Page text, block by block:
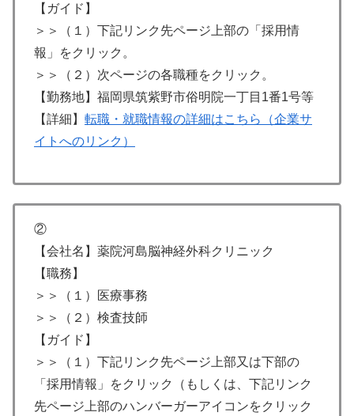
【ガイド】
＞＞（１）下記リンク先ページ上部の「採用情
報」をクリック。
＞＞（２）次ページの各職種をクリック。
【勤務地】福岡県筑紫野市俗明院一丁目1番1号等
【詳細】 転職・就職情報の詳細はこちら（企業サ
イトへのリンク）
②
【会社名】薬院河島脳神経外科クリニック
【職務】
＞＞（１）医療事務
＞＞（２）検査技師
【ガイド】
＞＞（１）下記リンク先ページ上部又は下部の
「採用情報」をクリック（もしくは、下記リンク
先ページ上部のハンバーガーアイコンをクリック